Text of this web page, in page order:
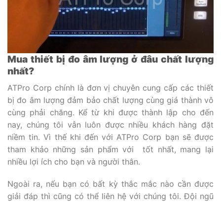
Mua thiết bị đo âm lượng ở đâu chất lượng
nhất?
ATPro Corp chính là đơn vị chuyên cung cấp các thiết
bị đo âm lượng đảm bảo chất lượng cùng giá thành vô
cùng phải chăng. Kể từ khi được thành lập cho đến
nay, chúng tôi vẫn luôn được nhiều khách hàng đặt
niềm tin. Vì thế khi đến với ATPro Corp bạn sẽ được
tham khảo những sản phẩm với tốt nhất, mang lại
nhiều lợi ích cho bạn và người thân.
Ngoài ra, nếu bạn có bất kỳ thắc mắc nào cần được
giải đáp thì cũng có thể liên hệ với chúng tôi. Đội ngũ